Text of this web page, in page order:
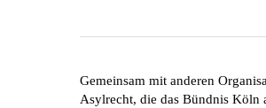
Gemeinsam mit anderen
Asylrecht, die das Bündnis Köln